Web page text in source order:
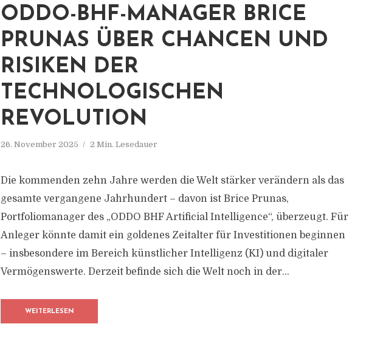
ODDO-BHF-MANAGER BRICE
PRUNAS ÜBER CHANCEN UND
RISIKEN DER
TECHNOLOGISCHEN
REVOLUTION
26. November 2025 2 Min. Lesedauer
Die kommenden zehn Jahre werden die Welt stärker verändern als das
gesamte vergangene Jahrhundert – davon ist Brice Prunas,
Portfoliomanager des „ODDO BHF Artificial Intelligence“, überzeugt. Für
Anleger könnte damit ein goldenes Zeitalter für Investitionen beginnen
– insbesondere im Bereich künstlicher Intelligenz (KI) und digitaler
Vermögenswerte. Derzeit befinde sich die Welt noch in der...
WEITERLESEN